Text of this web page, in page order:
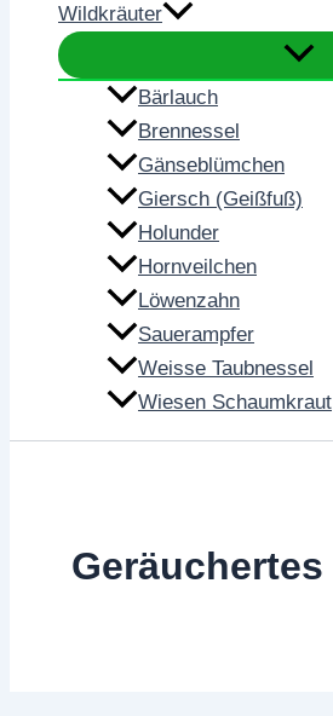
Wildkräuter
Bärlauch
Brennessel
Gänseblümchen
Giersch (Geißfuß)
Holunder
Hornveilchen
Löwenzahn
Sauerampfer
Weisse Taubnessel
Wiesen Schaumkraut
Geräuchertes